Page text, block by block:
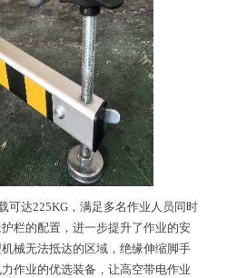
可达225KG，满足多名作业人员同时
栏的配置，进一步提升了作业的安
械无法抵达的区域，绝缘伸缩脚手
作业的优选装备，让高空带电作业